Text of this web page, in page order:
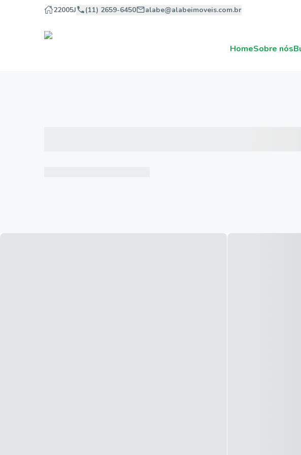
22005J (11) 2659-6450 alabe@alabeimoveis.com.br
HomeSobre nós